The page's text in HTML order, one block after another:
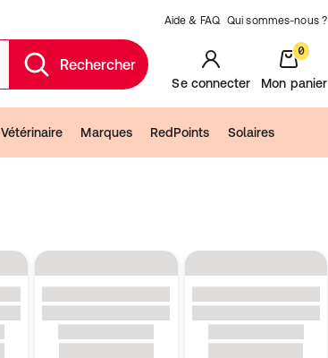
Aide & FAQ Qui sommes-nous ?
Rechercher
Se connecter
0
Mon panier
Vétérinaire Marques RedPoints Solaires